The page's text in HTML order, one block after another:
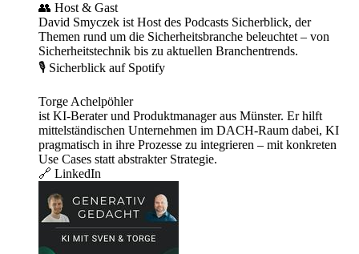
👥 Host & Gast
David Smyczek ist Host des Podcasts Sicherblick, der
Themen rund um die Sicherheitsbranche beleuchtet – von
Sicherheitstechnik bis zu aktuellen Branchentrends.
🎙️ Sicherblick auf Spotify
Torge Achelpöhler
ist KI-Berater und Produktmanager aus Münster. Er hilft
mittelständischen Unternehmen im DACH-Raum dabei, KI
pragmatisch in ihre Prozesse zu integrieren – mit konkreten
Use Cases statt abstrakter Strategie.
🔗 LinkedIn